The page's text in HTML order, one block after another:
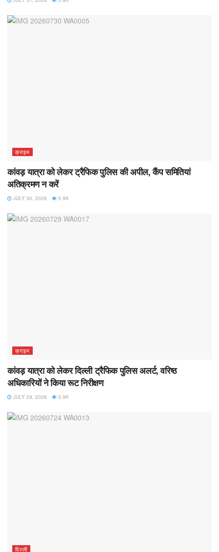
क्राइम
कांवड़ यात्रा को लेकर ट्रैफिक पुलिस की अपील, कैंप समितियां
अतिक्रमण न करें
JULY 30, 2026 5.9K
क्राइम
कांवड़ यात्रा को लेकर दिल्ली ट्रैफिक पुलिस अलर्ट, वरिष्ठ
अधिकारियों ने किया रूट निरीक्षण
JULY 29, 2026 5.9K
दिल्ली